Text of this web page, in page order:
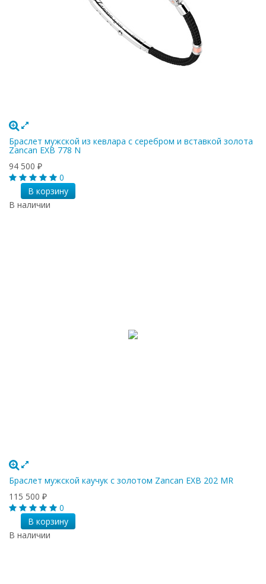
Браслет мужской из кевлара с серебром и вставкой золота
Zancan EXB 778 N
94 500 ₽
0
В корзину
В наличии
Браслет мужской каучук с золотом Zancan EXB 202 MR
115 500 ₽
0
В корзину
В наличии